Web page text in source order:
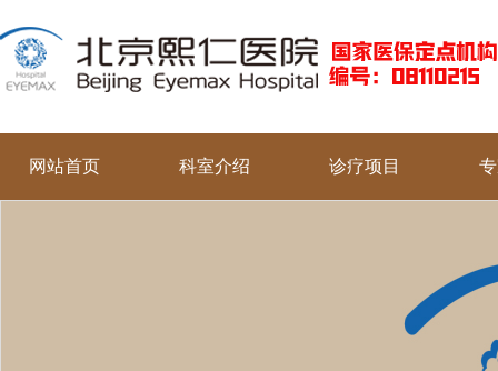
网站首页 科室介绍 诊疗项目